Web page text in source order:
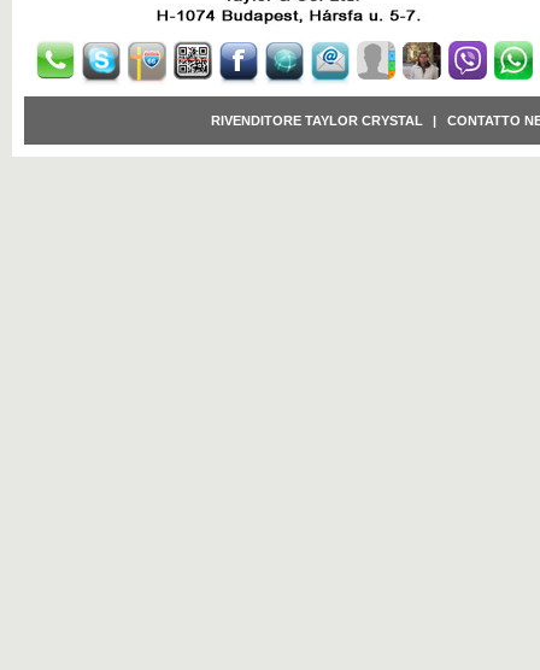
Clicca per ingrandire
RIVENDITORE TAYLOR CRYSTAL | CONTATTO